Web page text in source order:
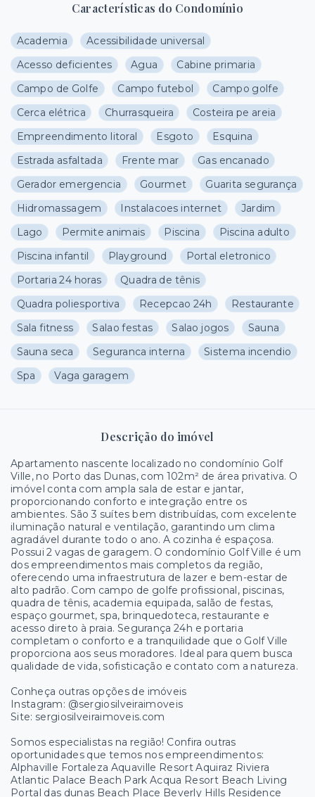
Características do Condomínio
Academia
Acessibilidade universal
Acesso deficientes
Agua
Cabine primaria
Campo de Golfe
Campo futebol
Campo golfe
Cerca elétrica
Churrasqueira
Costeira pe areia
Empreendimento litoral
Esgoto
Esquina
Estrada asfaltada
Frente mar
Gas encanado
Gerador emergencia
Gourmet
Guarita segurança
Hidromassagem
Instalacoes internet
Jardim
Lago
Permite animais Piscina
Piscina adulto
Piscina infantil
Playground
Portal eletronico
Portaria 24 horas
Quadra de tênis
Quadra poliesportiva
Recepcao 24h
Restaurante
Sala fitness
Salao festas Salao jogos
Sauna
Sauna seca
Seguranca interna
Sistema incendio
Spa
Vaga garagem
Descrição do imóvel
Apartamento nascente localizado no condomínio Golf
Ville, no Porto das Dunas, com 102m² de área privativa. O
imóvel conta com ampla sala de estar e jantar,
proporcionando conforto e integração entre os
ambientes. São 3 suítes bem distribuídas, com excelente
iluminação natural e ventilação, garantindo um clima
agradável durante todo o ano. A cozinha é espaçosa.
Possui 2 vagas de garagem. O condomínio Golf Ville é um
dos empreendimentos mais completos da região,
oferecendo uma infraestrutura de lazer e bem-estar de
alto padrão. Com campo de golfe profissional, piscinas,
quadra de tênis, academia equipada, salão de festas,
espaço gourmet, spa, brinquedoteca, restaurante e
acesso direto à praia. Segurança 24h e portaria
completam o conforto e a tranquilidade que o Golf Ville
proporciona aos seus moradores. Ideal para quem busca
qualidade de vida, sofisticação e contato com a natureza.
Conheça outras opções de imóveis
Instagram: @sergiosilveiraimoveis
Site: sergiosilveiraimoveis.com
Somos especialistas na região! Confira outras
oportunidades que temos nos empreendimentos:
Alphaville Fortaleza Aquaville Resort Aquiraz Riviera
Atlantic Palace Beach Park Acqua Resort Beach Living
Portal das dunas Beach Place Beverly Hills Residence